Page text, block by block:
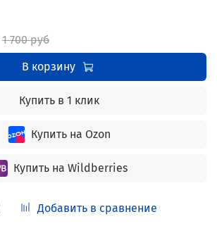
Добавить в сравнение
1 700 руб
В корзину
Купить в 1 клик
Купить на Ozon
Купить на Wildberries